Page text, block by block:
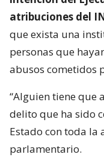
atribuciones del
que exista una
personas que
abusos cometidos
“Alguien tiene que
delito que ha sido
Estado con toda la
parlamentario.